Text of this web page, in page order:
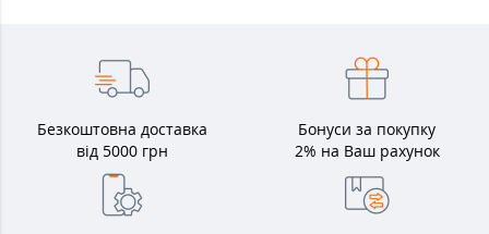
Безкоштовна доставка
від 5000 грн
Бонуси за покупку
2% на Ваш рахунок